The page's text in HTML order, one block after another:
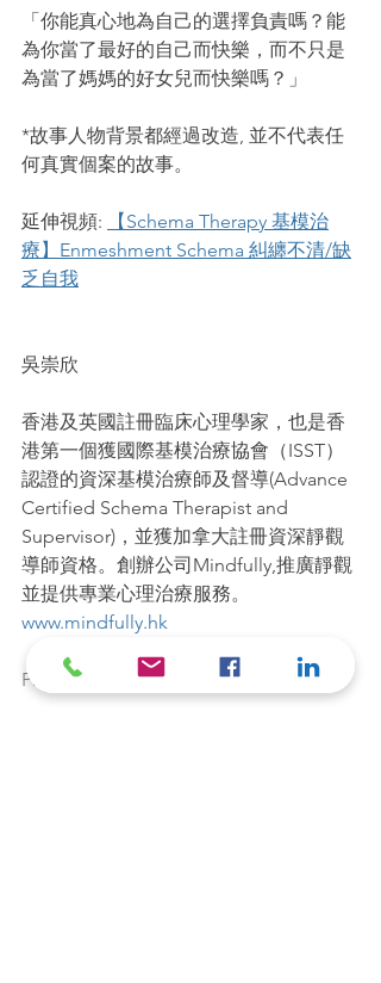
「你能真心地為自己的選擇負責嗎？能
為你當了最好的自己而快樂，而不只是
為當了媽媽的好女兒而快樂嗎？」
*故事人物背景都經過改造, 並不代表任
何真實個案的故事。
延伸視頻:
【Schema Therapy 基模治
療】Enmeshment Schema 糾纏不清/缺
乏自我
吳崇欣
香港及英國註冊臨床心理學家，也是香
港第一個獲國際基模治療協會（ISST）
認證的資深基模治療師及督導(Advance
Certified Schema Therapist and
Supervisor)，並獲加拿大註冊資深靜觀
導師資格。創辦公司Mindfully,推廣靜觀
並提供專業心理治療服務。
www.mindfully.hk
Photo credit: HKEJ